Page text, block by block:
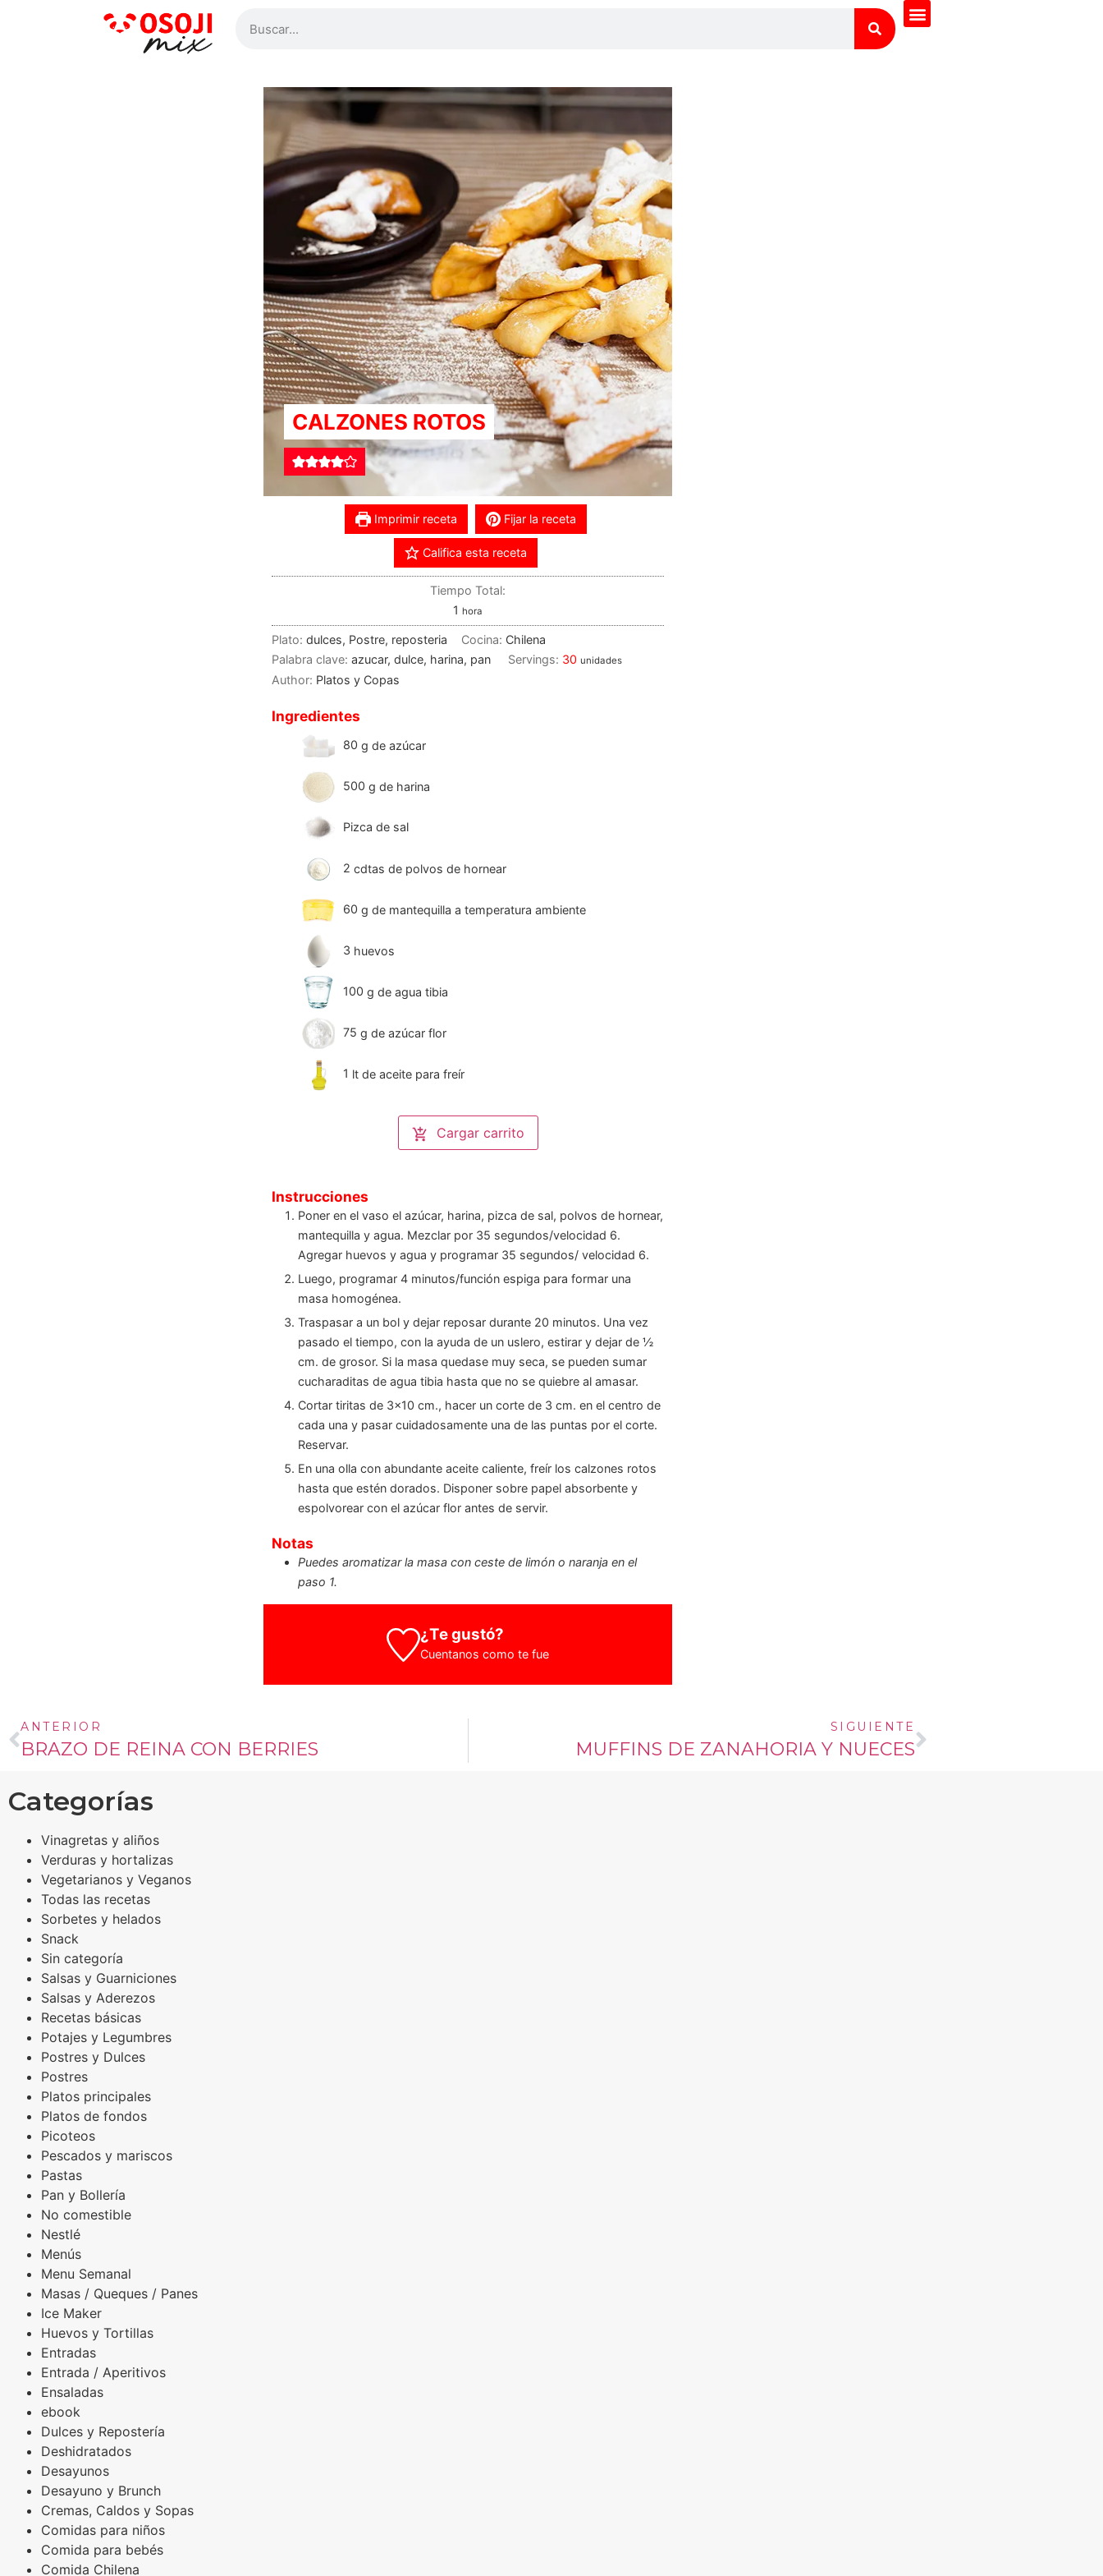
CALZONES ROTOS
Imprimir receta Fijar la receta
Califica esta receta
Tiempo Total:
1 hora
Plato: dulces, Postre, reposteria Cocina: Chilena
Palabra clave: azucar, dulce, harina, pan Servings: 30 unidades
Author: Platos y Copas
Ingredientes
80 g de azúcar
500 g de harina
Pizca de sal
2 cdtas de polvos de hornear
60 g de mantequilla a temperatura ambiente
3 huevos
100 g de agua tibia
75 g de azúcar flor
1 lt de aceite para freír
Cargar carrito
Instrucciones
Poner en el vaso el azúcar, harina, pizca de sal, polvos de hornear,
mantequilla y agua. Mezclar por 35 segundos/velocidad 6.
Agregar huevos y agua y programar 35 segundos/ velocidad 6.
Luego, programar 4 minutos/función espiga para formar una
masa homogénea.
Traspasar a un bol y dejar reposar durante 20 minutos. Una vez
pasado el tiempo, con la ayuda de un uslero, estirar y dejar de ½
cm. de grosor. Si la masa quedase muy seca, se pueden sumar
cucharaditas de agua tibia hasta que no se quiebre al amasar.
Cortar tiritas de 3x10 cm., hacer un corte de 3 cm. en el centro de
cada una y pasar cuidadosamente una de las puntas por el corte.
Reservar.
En una olla con abundante aceite caliente, freír los calzones rotos
hasta que estén dorados. Disponer sobre papel absorbente y
espolvorear con el azúcar flor antes de servir.
Notas
Puedes aromatizar la masa con ceste de limón o naranja en el
paso 1.
¿Te gustó?
Cuentanos como te fue
ANTERIOR
BRAZO DE REINA CON BERRIES
SIGUIENTE
MUFFINS DE ZANAHORIA Y NUECES
Categorías
Vinagretas y aliños
Verduras y hortalizas
Vegetarianos y Veganos
Todas las recetas
Sorbetes y helados
Snack
Sin categoría
Salsas y Guarniciones
Salsas y Aderezos
Recetas básicas
Potajes y Legumbres
Postres y Dulces
Postres
Platos principales
Platos de fondos
Picoteos
Pescados y mariscos
Pastas
Pan y Bollería
No comestible
Nestlé
Menús
Menu Semanal
Masas / Queques / Panes
Ice Maker
Huevos y Tortillas
Entradas
Entrada / Aperitivos
Ensaladas
ebook
Dulces y Repostería
Deshidratados
Desayunos
Desayuno y Brunch
Cremas, Caldos y Sopas
Comidas para niños
Comida para bebés
Comida Chilena